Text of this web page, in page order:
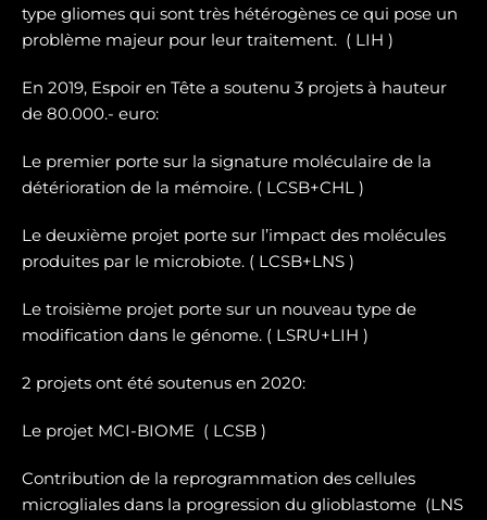
type gliomes qui sont très hétérogènes ce qui pose un
problème majeur pour leur traitement. ( LIH )
En 2019, Espoir en Tête a soutenu 3 projets à hauteur
de 80.000.- euro:
Le premier porte sur la signature moléculaire de la
détérioration de la mémoire. ( LCSB+CHL )
Le deuxième projet porte sur l’impact des molécules
produites par le microbiote. ( LCSB+LNS )
Le troisième projet porte sur un nouveau type de
modification dans le génome. ( LSRU+LIH )
2 projets ont été soutenus en 2020:
Le projet MCI-BIOME ( LCSB )
Contribution de la reprogrammation des cellules
microgliales dans la progression du glioblastome (LNS